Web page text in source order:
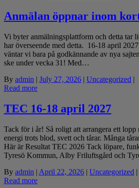
Anmälan öppnar inom
Vi byter anmälningsplattform och detta tar
har överseende med detta. 16-18 april
väntar vi bara på godkännande av nya
ske under vecka 31! Med…
By admin | July 27, 2026 | Uncategorized |
Read more
TEC 16-18 april 2027
Tack för i år! Så roligt att arrangera ett lopp
energi trots blod, svett och tårar. Många
Här är Resultat TEC 2026 Tack löpare,
Tyresö Kommun, Alby Friluftsgård och
By admin | April 22, 2026 | Uncategorized |
Read more